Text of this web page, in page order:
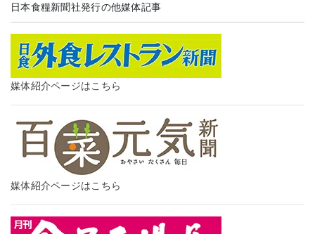
日本食糧新聞社発行の他媒体記事
媒体紹介ページはこちら
媒体紹介ページはこちら